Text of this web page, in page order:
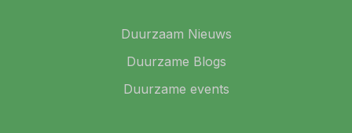
Duurzaam Nieuws
Duurzame Blogs
Duurzame events